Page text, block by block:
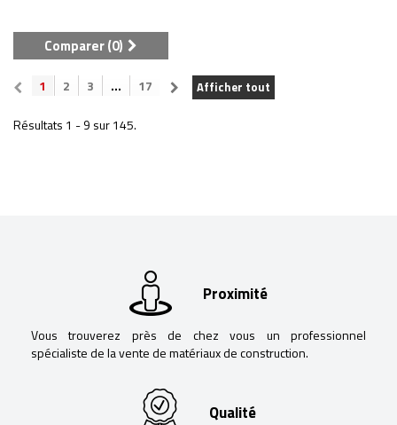
Comparer (0)
Afficher tout
1 2 3 ... 17
Résultats 1 - 9 sur 145.
Proximité
Vous trouverez près de chez vous un professionnel
spécialiste de la vente de matériaux de construction.
Qualité